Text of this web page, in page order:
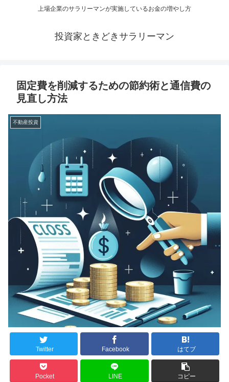
上場企業のサラリーマンが実施しているお金の増やし方
投資家ときどきサラリーマン
固定費を削減するための節約術と通信費の
見直し方法
不動産投資
Twitter Facebook はてブ
Pocket LINE コピー